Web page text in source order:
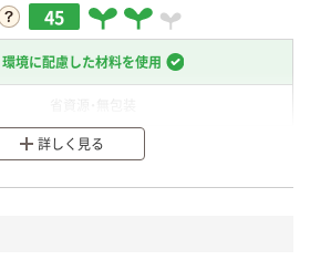
45
環境に配慮した材料を使用
分別・リサイクルしやすい設計
詳しく見る